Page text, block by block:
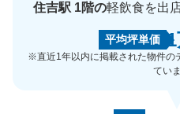
住吉駅 1階の軽飲食を出
平均坪単価
※直近1年以内に掲載された物件の
てい